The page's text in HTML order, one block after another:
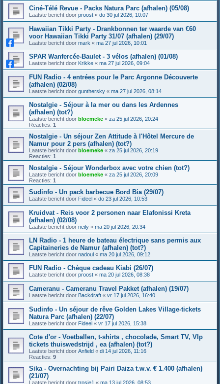
Ciné-Télé Revue - Packs Natura Parc (afhalen) (05/08)
Laatste bericht door proost « do 30 jul 2026, 10:07
Hawaiian Tikki Party - Drankbonnen ter waarde van €60
voor Hawaiian Tikki Party 31/07 (afhalen) (29/07)
Laatste bericht door mark « ma 27 jul 2026, 10:01
SPAR Wanfercée-Baulet - 3 vélos (afhalen) (01/08)
Laatste bericht door Krikke « ma 27 jul 2026, 09:04
FUN Radio - 4 entrées pour le Parc Argonne Découverte
(afhalen) (02/08)
Laatste bericht door gunthersky « ma 27 jul 2026, 08:14
Nostalgie - Séjour à la mer ou dans les Ardennes
(afhalen) (tot?)
Laatste bericht door bloemeke « za 25 jul 2026, 20:24
Reacties: 1
Nostalgie - Un séjour Zen Attitude à l'Hôtel Mercure de
Namur pour 2 pers (afhalen) (tot?)
Laatste bericht door bloemeke « za 25 jul 2026, 20:19
Reacties: 1
Nostalgie - Séjour Wonderbox avec votre chien (tot?)
Laatste bericht door bloemeke « za 25 jul 2026, 20:09
Reacties: 1
Sudinfo - Un pack barbecue Bord Bia (29/07)
Laatste bericht door Fideel « do 23 jul 2026, 10:53
Kruidvat - Reis voor 2 personen naar Elafonissi Kreta
(afhalen) (02/08)
Laatste bericht door neily « ma 20 jul 2026, 20:34
LN Radio - 1 heure de bateau électrique sans permis aux
Capitaineries de Namur (afhalen) (tot?)
Laatste bericht door nadoul « ma 20 jul 2026, 09:12
FUN Radio - Chèque cadeau Kiabi (26/07)
Laatste bericht door proost « ma 20 jul 2026, 08:38
Cameranu - Cameranu Travel Pakket (afhalen) (19/07)
Laatste bericht door Backdraft « vr 17 jul 2026, 16:40
Sudinfo - Un séjour de rêve Golden Lakes Village-tickets
Natura Parc (afhalen) (22/07)
Laatste bericht door Fideel « vr 17 jul 2026, 15:38
Cote d'or - Voetballen, t-shirts , chocolade, Smart TV, VIp
tickets thuiswedstrijd , ea (afhalen) (tot?)
Laatste bericht door Anfield « di 14 jul 2026, 11:16
Reacties: 9
Sika - Overnachting bij Pairi Daiza t.w.v. € 1.400 (afhalen)
(21/07)
Laatste bericht door trosje1 « ma 13 jul 2026, 08:53